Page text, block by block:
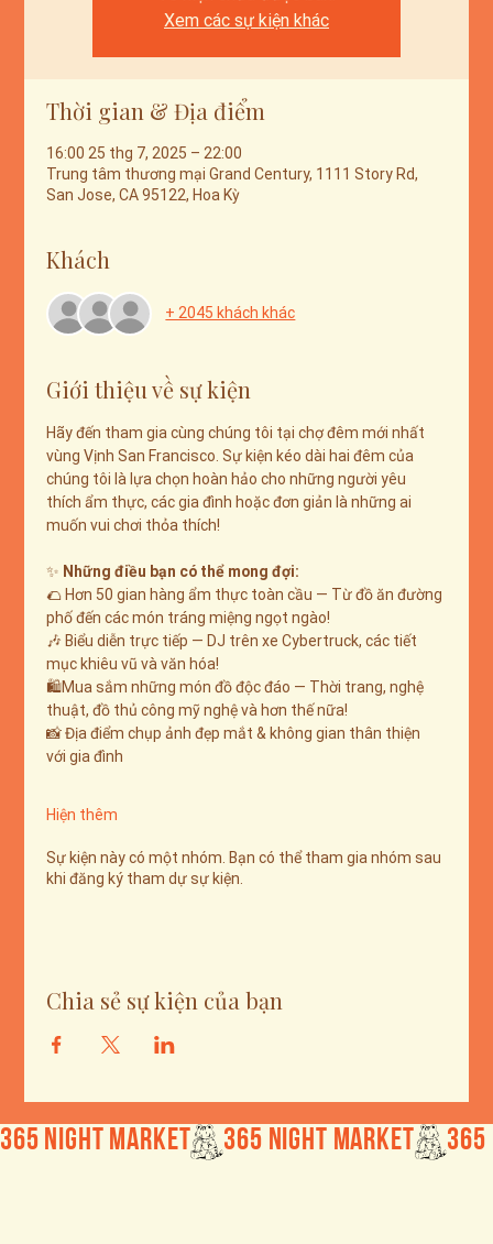
Xem các sự kiện khác
Thời gian & Địa điểm
16:00 25 thg 7, 2025 – 22:00
Trung tâm thương mại Grand Century, 1111 Story Rd,
San Jose, CA 95122, Hoa Kỳ
Khách
+ 2045 khách khác
Giới thiệu về sự kiện
Hãy đến tham gia cùng chúng tôi tại chợ đêm mới nhất
vùng Vịnh San Francisco. Sự kiện kéo dài hai đêm của
chúng tôi là lựa chọn hoàn hảo cho những người yêu
thích ẩm thực, các gia đình hoặc đơn giản là những ai
muốn vui chơi thỏa thích!
✨ Những điều bạn có thể mong đợi:
🌮 Hơn 50 gian hàng ẩm thực toàn cầu — Từ đồ ăn đường
phố đến các món tráng miệng ngọt ngào!
🎶 Biểu diễn trực tiếp — DJ trên xe Cybertruck, các tiết
mục khiêu vũ và văn hóa!
🛍️Mua sắm những món đồ độc đáo — Thời trang, nghệ
thuật, đồ thủ công mỹ nghệ và hơn thế nữa!
📸 Địa điểm chụp ảnh đẹp mắt & không gian thân thiện
với gia đình
Hiện thêm
Sự kiện này có một nhóm. Bạn có thể tham gia nhóm sau
khi đăng ký tham dự sự kiện.
Chia sẻ sự kiện của bạn
365 Night Market